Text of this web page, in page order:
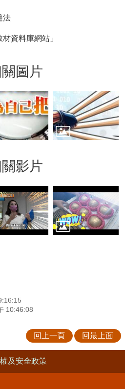
法
資料庫網站」
圖片
影片
10:46:08
回上一頁 回最上面
及安全政策